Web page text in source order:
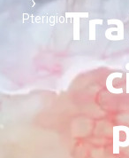
Pterigion